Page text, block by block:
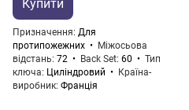
Купити
Призначення Для
протипожежних
Міжосьова
відстань 72 Back Set 60
Тип
ключа
Циліндровий
Країна-
виробник Франція